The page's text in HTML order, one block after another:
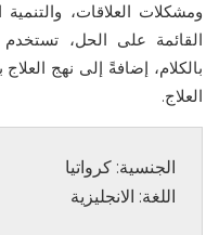
ومشكلات العلاقات، والتنمية
القائمة على الحل،
بالكلام، إضافةً إلى نهج
العلاج.
اللغة: الانجليزية